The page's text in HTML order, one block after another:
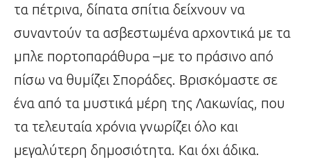
τα πέτρινα, δίπατα σπίτια δείχνουν να
συναντούν τα ασβεστωμένα αρχοντικά με τα
μπλε πορτοπαράθυρα –με το πράσινο από
πίσω να θυμίζει Σποράδες. Βρισκόμαστε σε
ένα από τα μυστικά μέρη της Λακωνίας, που
τα τελευταία χρόνια γνωρίζει όλο και
μεγαλύτερη δημοσιότητα. Και όχι άδικα.